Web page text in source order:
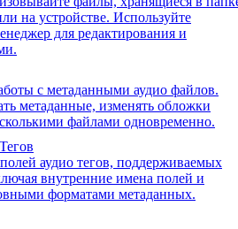
на устройстве. Используйте
для редактирования и
с метаданными аудио файлов.
метаданные, изменять обложки
файлами одновременно.
аудио тегов, поддерживаемых
внутренние имена полей и
форматами метаданных.